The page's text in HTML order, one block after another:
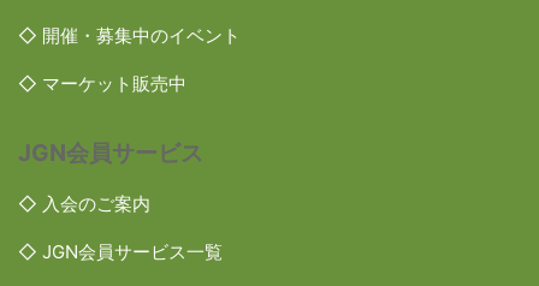
◇ 開催・募集中のイベント
◇ マーケット販売中
JGN会員サービス
◇ 入会のご案内
◇ JGN会員サービス一覧